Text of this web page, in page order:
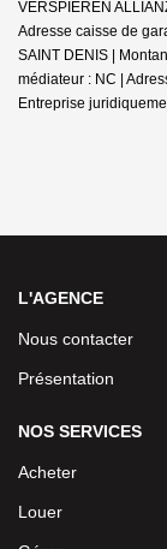
VERSPIEREN
Adresse caisse de
SAINT DENIS |
médiateur : NC |
Entreprise
L'AGENCE
Nous contacter
Présentation
NOS SERVICES
Acheter
Louer